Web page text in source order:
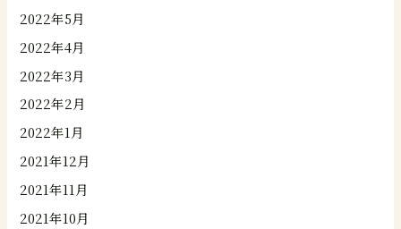
2022年5月
2022年4月
2022年3月
2022年2月
2022年1月
2021年12月
2021年11月
2021年10月